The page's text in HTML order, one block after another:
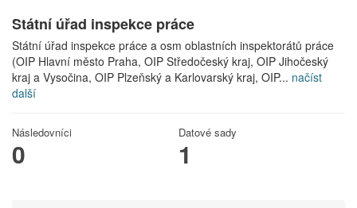
Státní úřad inspekce práce
Státní úřad inspekce práce a osm oblastních inspektorátů práce
(OIP Hlavní město Praha, OIP Středočeský kraj, OIP Jihočeský
kraj a Vysočina, OIP Plzeňský a Karlovarský kraj, OIP... načíst
další
Následovníci
0
Datové sady
1